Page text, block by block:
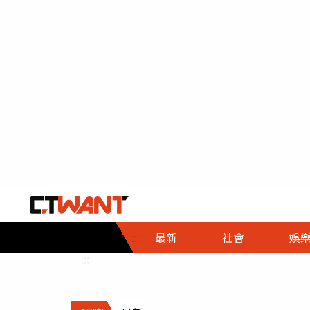
::: 最新 社會
社會首頁
時事
調查
娛樂
娛樂首頁
即時
財經首頁
熱線
政